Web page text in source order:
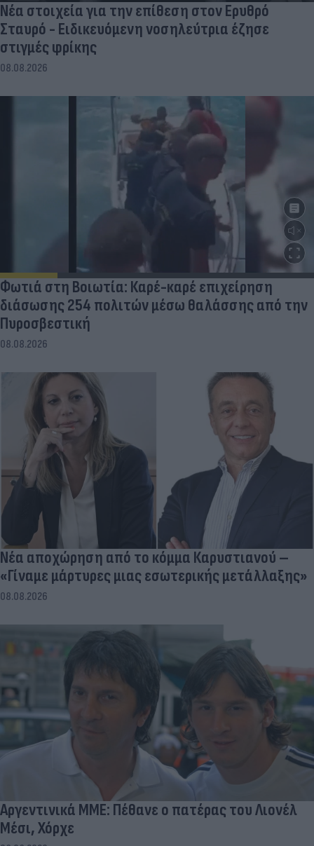
Νέα στοιχεία για την επίθεση στον Ερυθρό
Σταυρό - Ειδικευόμενη νοσηλεύτρια έζησε
στιγμές φρίκης
08.08.2026
Φωτιά στη Βοιωτία: Καρέ-καρέ επιχείρηση
διάσωσης 254 πολιτών μέσω θαλάσσης από την
Πυροσβεστική
08.08.2026
Νέα αποχώρηση από το κόμμα Καρυστιανού –
«Γίναμε μάρτυρες μιας εσωτερικής μετάλλαξης»
08.08.2026
Αργεντινικά ΜΜΕ: Πέθανε ο πατέρας του Λιονέλ
Μέσι, Χόρχε